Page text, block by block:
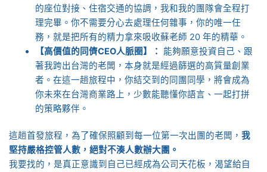
的座位對接、住宿交通的協調，我和我的團隊會全程打
理完畢。你不需要分心去處理任何雜事，你的唯一任
務，就是把所有的精力拿來吸收蘇老師 20 年的精華。
【高價值的同儕CEO人脈圈】：
能夠願意投資自己、跟
著我跨出台灣的老闆，本身就是經過篩選的高質量創業
者。在這一趟旅程中，你結交到的同團同學，將會成為
你未來在台灣商業路上，少數能聽懂你語言、一起打拼
的策略夥伴。
這趟首發旅程，為了確保照顧到每一位第一次出團的老闆， 我
堅持嚴格控管人數，絕對不湊人數辦大團。
我要找的，是真正意識到自己已經成為公司天花板，渴望給自